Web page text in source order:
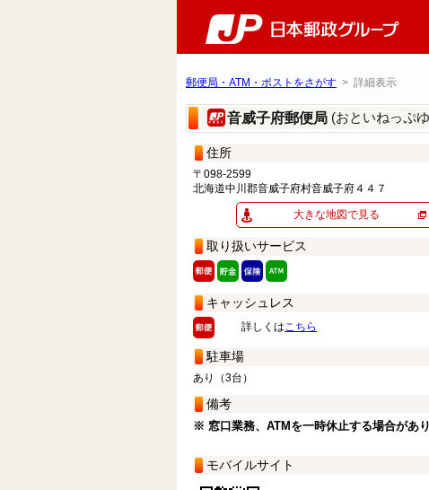
郵便局・ATM・ポストをさがす > 詳細表示
音威子府郵便局 (おといねっぷ
住所
〒098-2599
北海道中川郡音威子府村音威子府４４７
大きな地図で見る
取り扱いサービス
キャッシュレス
詳しくはこちら
駐車場
あり（3台）
備考
※ 窓口業務、ATMを一時休止する場合があり
モバイルサイト